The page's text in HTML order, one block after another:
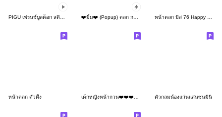
หน้าตลก ตัวตึง เด็กหญิงหน้ากวน❤️❤️❤️165 No Text ตัวกลมน้องแว่นแสนซนมินิ